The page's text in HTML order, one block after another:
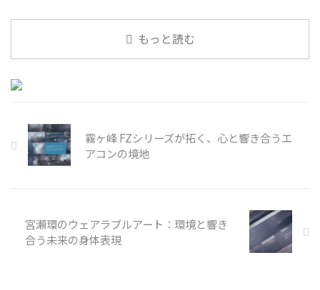
く、私たちの働き方やクリエイテ
ィブな活動に大きな変革をもたら
高まる中、高性能でありながらコ
ンパクトなデバイスへの期待は一
もっと読む
霧ヶ峰 FZシリーズが拓く、心と響き合うエ
アコンの境地
宮瀬環のウェアラブルアート：環境と響き
合う未来の身体表現